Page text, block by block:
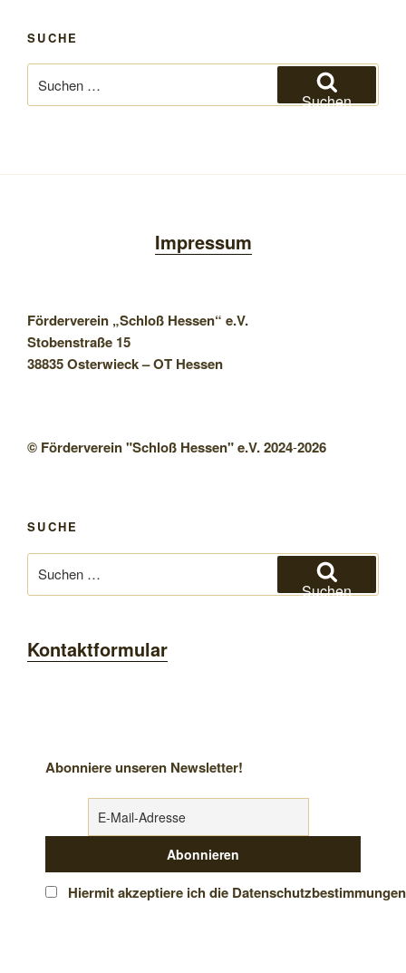
SUCHE
nach:
Suchen
Impressum
Förderverein „Schloß Hessen“ e.V.
Stobenstraße 15
38835 Osterwieck – OT Hessen
© Förderverein "Schloß Hessen" e.V. 2024-2026
SUCHE
nach:
Suchen
Kontaktformular
Abonniere unseren Newsletter!
Hiermit akzeptiere ich die Datenschutzbestimmungen